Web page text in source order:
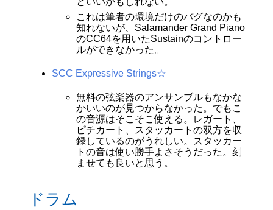
これは筆者の環境だけのバグなのかも
知れないが、Salamander Grand Piano
のCC64を用いたSustainのコントロー
ルができなかった。
SCC Expressive Strings☆
無料の弦楽器のアンサンブルもなかな
かいいのが見つからなかった。でもこ
の音源はそこそこ使える。レガート、
ピチカート、スタッカートの双方を収
録しているのがうれしい。スタッカー
トの音は使い勝手よさそうだった。刻
ませても良いと思う。
ドラム